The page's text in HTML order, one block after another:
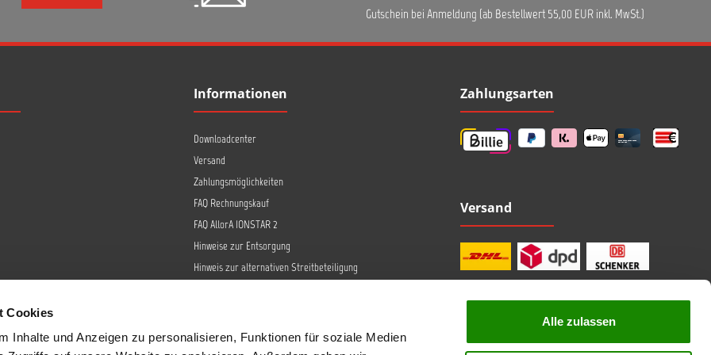
Cookies
Inhalte und Anzeigen zu personalisieren, Funktionen für soziale Medien
Alle zulassen
Gutschein bei Anmeldung (ab Bestellwert 55,00 EUR inkl. MwSt.)
Informationen
Downloadcenter
Versand
Zahlungsmöglichkeiten
FAQ Rechnungskauf
FAQ AllorA IONSTAR 2
Hinweise zur Entsorgung
Hinweis zur alternativen Streitbeteiligung
Barrierefreiheit
Zahlungsarten
Versand
professionelle Beratung